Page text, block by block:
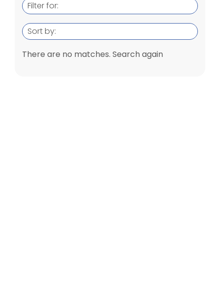
Filter for:
Sort by:
There are no matches. Search again